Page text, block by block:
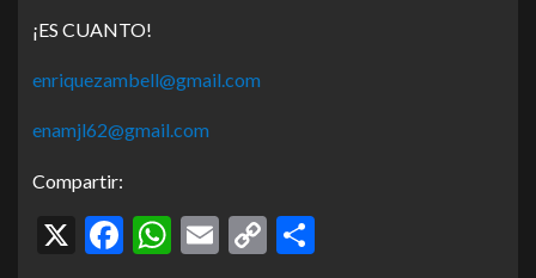
¡ES CUANTO!
enriquezambell@gmail.com
enamjl62@gmail.com
Compartir:
X Facebook
WhatsApp
Email
Copy